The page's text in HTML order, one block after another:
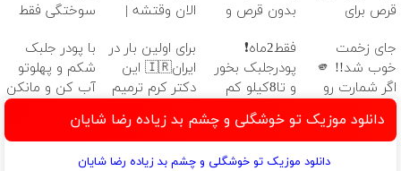
قرص برای
کنی؟
(◂پرسش‌نامه رو
پر کن)
بدون قرص و
الان وقتشه |
میلیون تومان!!!
سوختگی فقط
جای زخمت
خوب شد!! 🫵
اگر شمارت رو
رایگان اینجا
بزاری و مشاوره
بگیری 🫵
فقط2ماه❗
پودرجلبک بخور
و تا8کیلو کم
کن👌🏻 با تخفیف
ویژه🔥
برای اولین بار در
ایران🇮🇷 این
دکتر کرم ترمیم
ساخت!
با پودر جلبک
شکم و پهلوتو
آب کن و مانکن
امشب)
دانلود موزیک تو خوشگلی و چشم بد زیاده رضا شایان
دانلود موزیک تو خوشگلی و چشم بد زیاده رضا شایان